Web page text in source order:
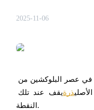
2025-11-06
ذرة
النقطة.